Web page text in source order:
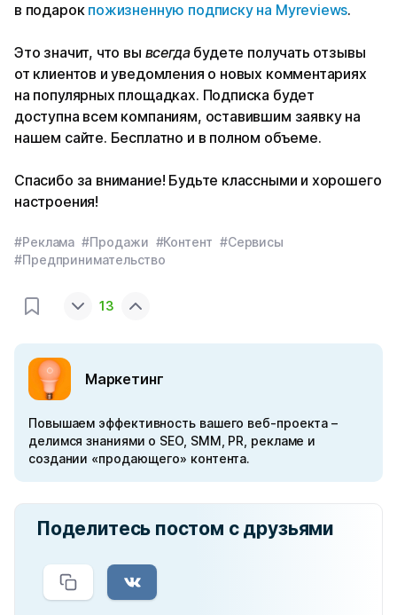
в подарок пожизненную подписку на Myreviews.
Это значит, что вы всегда будете получать отзывы
от клиентов и уведомления о новых комментариях
на популярных площадках. Подписка будет
доступна всем компаниям, оставившим заявку на
нашем сайте. Бесплатно и в полном объеме.
Спасибо за внимание! Будьте классными и хорошего
настроения!
#Реклама #Продажи #Контент #Сервисы
#Предпринимательство
13
Маркетинг
Повышаем эффективность вашего веб-проекта –
делимся знаниями о SEO, SMM, PR, рекламе и
создании «продающего» контента.
Поделитесь постом с друзьями